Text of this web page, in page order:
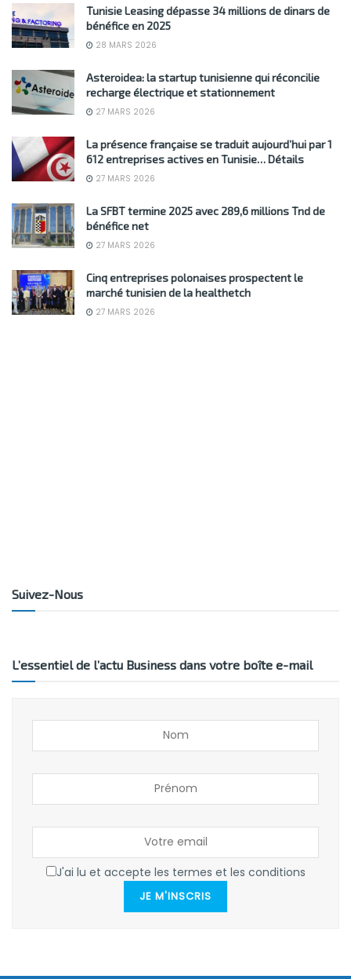
Tunisie Leasing dépasse 34 millions de dinars de
bénéfice en 2025
28 MARS 2026
Asteroidea: la startup tunisienne qui réconcilie
recharge électrique et stationnement
27 MARS 2026
La présence française se traduit aujourd’hui par 1
612 entreprises actives en Tunisie… Détails
27 MARS 2026
La SFBT termine 2025 avec 289,6 millions Tnd de
bénéfice net
27 MARS 2026
Cinq entreprises polonaises prospectent le
marché tunisien de la healthetch
27 MARS 2026
Suivez-Nous
L’essentiel de l’actu Business dans votre boîte e-mail
J'ai lu et accepte les termes et les conditions
JE M'INSCRIS